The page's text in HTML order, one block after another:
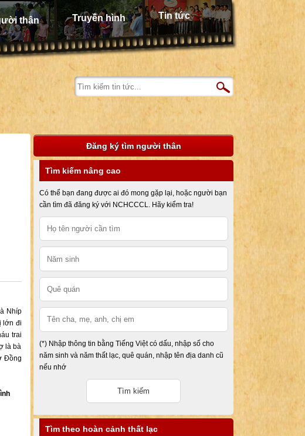
thân Truyền hình Tin tức
Nhíp
lớn đi
trai
là bà
Đồng
Đăng ký tìm người thân
Tìm kiếm nâng cao
Có thể bạn đang được ai đó mong gặp lại, hoặc người bạn
cần tìm đã đăng ký với NCHCCCL. Hãy kiểm tra!
(*) Nhập thông tin bằng Tiếng Việt có dấu, nhập số cho
năm sinh và năm thất lạc, quê quán, nhập tên địa danh cũ
nếu nhớ
Tìm theo hoàn cảnh thất lạc